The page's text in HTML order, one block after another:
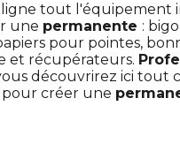
tout l'équipement
une permanente :
pour pointes,
et récupérateurs.
découvrirez ici tout
pour créer une